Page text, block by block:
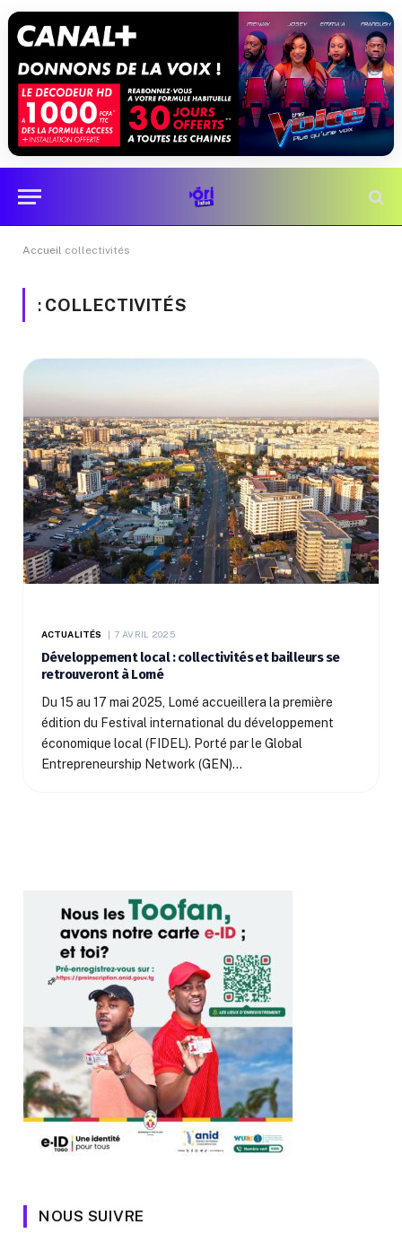
Accueil collectivités
: COLLECTIVITÉS
ACTUALITÉS 7 AVRIL 2025
Développement local : collectivités et bailleurs se
retrouveront à Lomé
Du 15 au 17 mai 2025, Lomé accueillera la première
édition du Festival international du développement
économique local (FIDEL). Porté par le Global
Entrepreneurship Network (GEN)…
NOUS SUIVRE